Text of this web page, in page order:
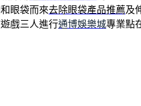
眼袋而來去除眼袋產品推薦及
戲三人進行通博娛樂城專業點